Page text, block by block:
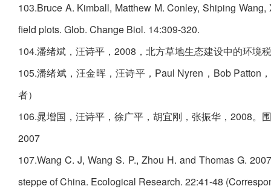
103.Bruce A. Kimball, Matthew M. Conley, Shiping
field plots. Glob. Change Biol. 14:309-320.
104.潘绪斌，汪诗平，2008，北方草地生态建设中的环境
105.潘绪斌，汪金晖，汪诗平，Paul Nyren，Bob Patton
者）
106.晁增国，汪诗平，徐广平，胡宜刚，张振华，2008。
2007
107.Wang C. J, Wang S. P., Zhou H. and Thomas G.
steppe of China. Ecological Research. 22:41-48